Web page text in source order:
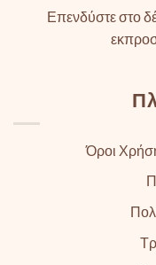
Επενδύστε στο
Όροι